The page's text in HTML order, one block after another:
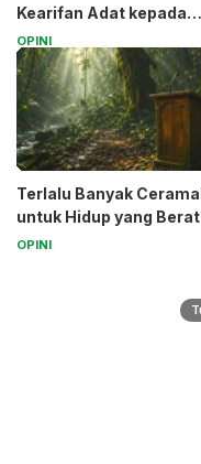
Kearifan Adat kepada
Santri (Bagian 1)
OPINI
Terlalu Banyak
untuk Hidup yang Berat
OPINI